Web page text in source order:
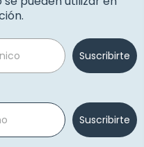
Suscribirte
Suscribirte